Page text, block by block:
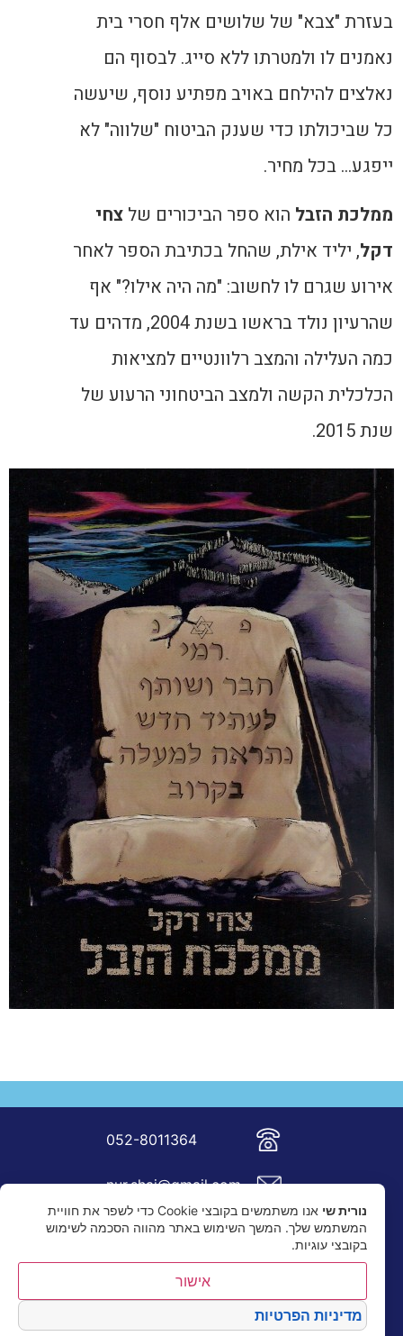
בעזרת "צבא" של שלושים אלף חסרי בית
נאמנים לו ולמטרתו ללא סייג. לבסוף הם
נאלצים להילחם באויב מפתיע נוסף, שיעשה
כל שביכולתו כדי שענק הביטוח "שלווה" לא
ייפגע… בכל מחיר.
ממלכת הזבל הוא ספר הביכורים של צחי
דקל, יליד אילת, שהחל בכתיבת הספר לאחר
אירוע שגרם לו לחשוב: "מה היה אילו?" אף
שהרעיון נולד בראשו בשנת 2004, מדהים עד
כמה העלילה והמצב רלוונטיים למציאות
הכלכלית הקשה ולמצב הביטחוני הרעוע של
שנת 2015.
052-8011364
nur.shai@gmail.com
נורית שי
אנו משתמשים בקובצי Cookie כדי לשפר את חוויית
המשתמש שלך. המשך השימוש באתר מהווה הסכמה לשימוש
בקובצי עוגיות.
אישור
מדיניות הפרטיות